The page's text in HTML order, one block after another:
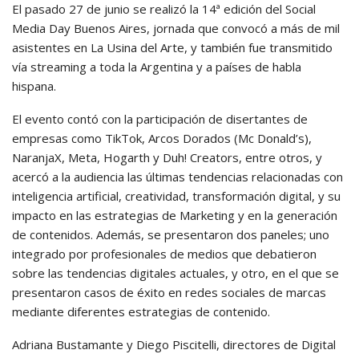
El pasado 27 de junio se realizó la 14ª edición del Social
Media Day Buenos Aires, jornada que convocó a más de mil
asistentes en La Usina del Arte, y también fue transmitido
vía streaming a toda la Argentina y a países de habla
hispana.
El evento contó con la participación de disertantes de
empresas como TikTok, Arcos Dorados (Mc Donald’s),
NaranjaX, Meta, Hogarth y Duh! Creators, entre otros, y
acercó a la audiencia las últimas tendencias relacionadas con
inteligencia artificial, creatividad, transformación digital, y su
impacto en las estrategias de Marketing y en la generación
de contenidos. Además, se presentaron dos paneles; uno
integrado por profesionales de medios que debatieron
sobre las tendencias digitales actuales, y otro, en el que se
presentaron casos de éxito en redes sociales de marcas
mediante diferentes estrategias de contenido.
Adriana Bustamante y Diego Piscitelli, directores de Digital